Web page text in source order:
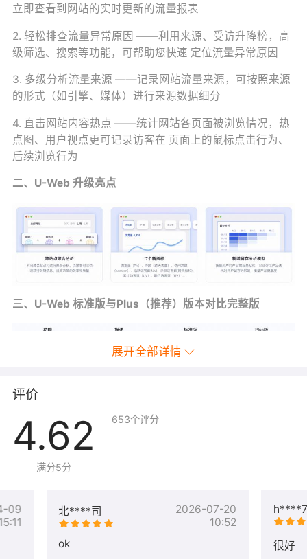
立即查看到网站的实时更新的流量报表
2. 轻松排查流量异常原因 ——利用来源、受访升降榜，高
级筛选、搜索等功能，可帮助您快速 定位流量异常原因
3. 多级分析流量来源 ——记录网站流量来源，可按照来源
的形式（如引擎、媒体）进行来源数据细分
4. 直击网站内容热点 ——统计网站各页面被浏览情况，热
点图、用户视点更可记录访客在 页面上的鼠标点击行为、
后续浏览行为
二、U-Web 升级亮点
三、U-Web 标准版与Plus（推荐）版本对比完整版
展开全部详情
评价
4.62
满分5分
653个评分
北****司
2026-07-20
10:52
ok
h****7
很好
09